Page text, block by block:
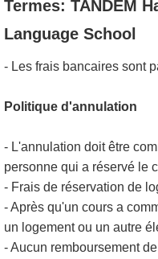
Termes: TANDEM
Language School
- Les frais bancaires sont
Politique d'annulation
- L'annulation doit être
personne qui a réservé le
- Frais de réservation de
- Après qu'un cours a
un logement ou un autre
- Aucun remboursement